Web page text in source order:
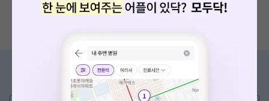
증상/치료, 궁금한 점이 있나요?
의사가 직접 답해드려요!